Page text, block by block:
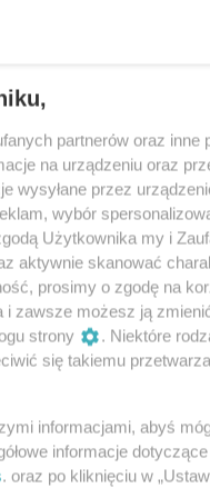
w Tancu z
nadaję się na
DIWA TAŃCA
edycji
trafia się co najmniej
się o tym
psują tylko
tak nie ma. Według
OPERACJE
partnerów oraz
na urządzeniu oraz
wysyłane przez
wybór
Użytkownika my i
aktywnie skanować
prosimy o zgodę na
i zawsze możesz ją
strony
. Niektóre
się takiemu
informacjami, abyś
informacje
. oraz po kliknięciu w